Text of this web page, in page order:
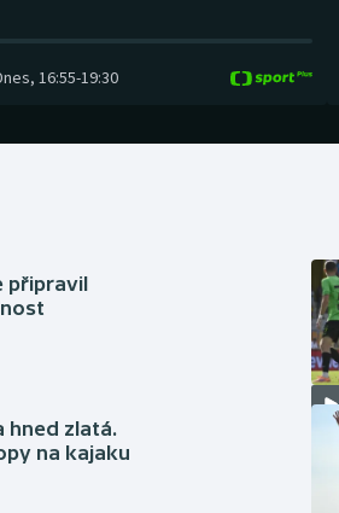
, 16:55-19:30
připravil
hned zlatá.
na kajaku